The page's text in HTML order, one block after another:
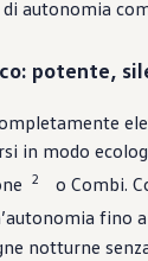
autonomia
potente,
in modo
2
o Combi.
fino
notturne